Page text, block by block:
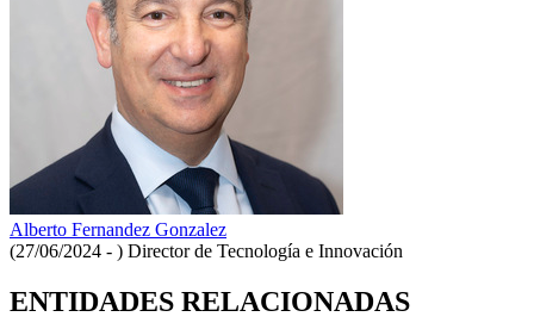
Alberto Fernandez Gonzalez
(27/06/2024 - ) Director de Tecnología e Innovación
ENTIDADES RELACIONADAS